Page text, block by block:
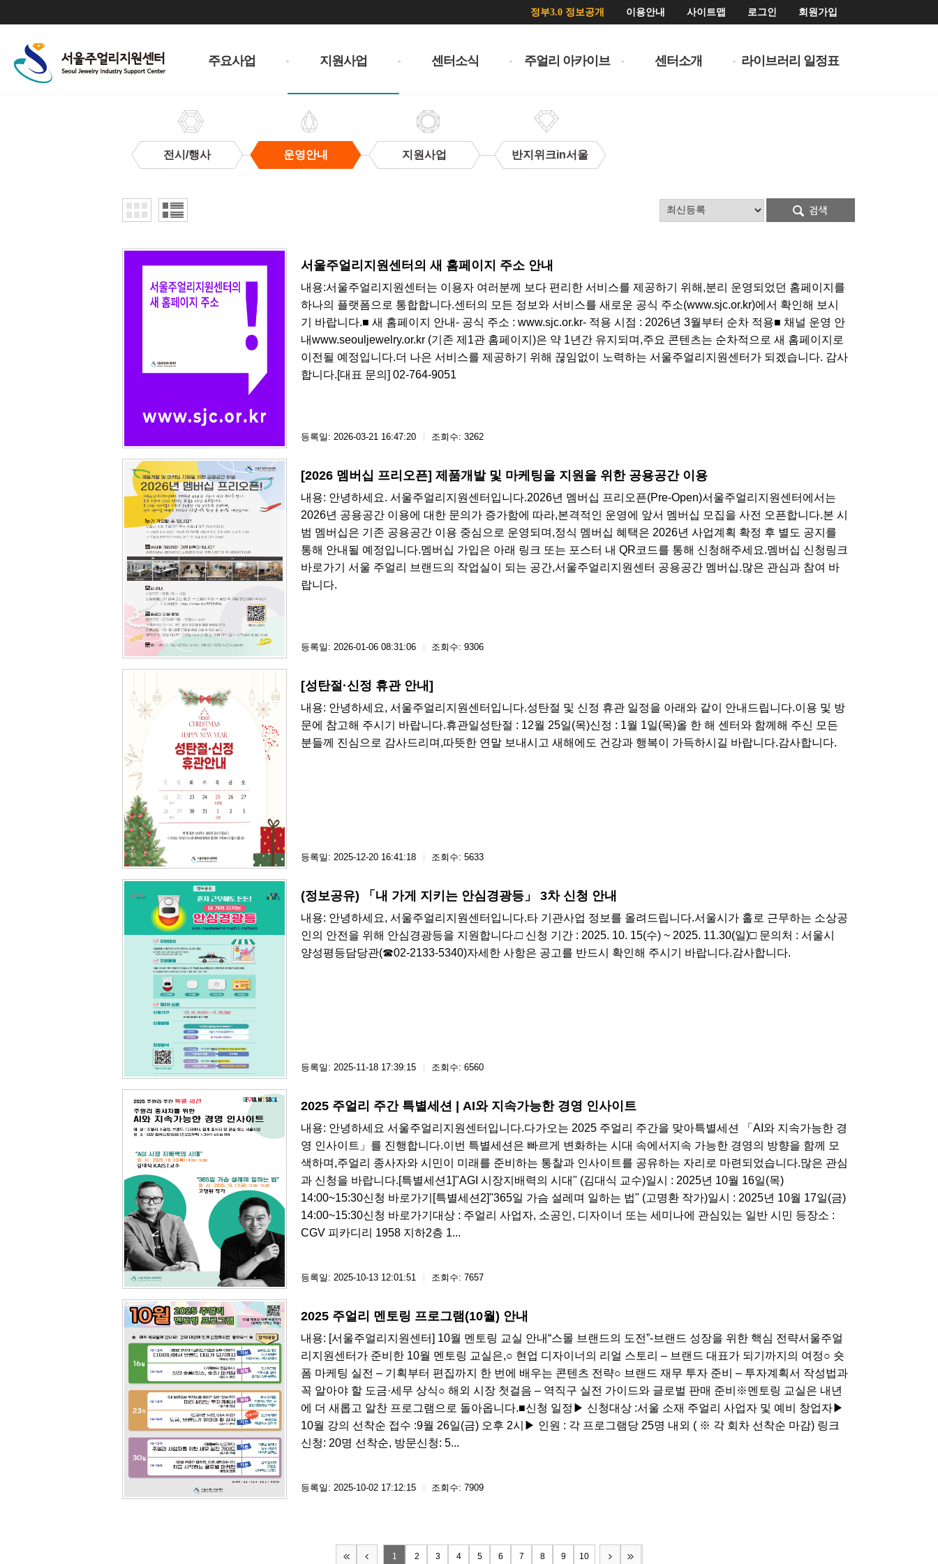
정부3.0 정보공개 이용안내 사이트맵 로그인 회원가입
주요사업 지원사업 센터소식 주얼리 아카이브 센터소개 라이브러리 일정표
전시/행사 운영안내 지원사업 반지위크in서울
안
내
​서울주얼리지원센터의 새 홈페이지 주소 안내
내용: ​서울주얼리지원센터는 이용자 여러분께 보다 편리한 서비스를 제공하기 위해,분리 운영되었던 홈페이지를
하나의 플랫폼으로 통합합니다.센터의 모든 정보와 서비스를 새로운 공식 주소(www.sjc.or.kr)에서 확인해 보시
기 바랍니다.■ 새 홈페이지 안내- 공식 주소 : www.sjc.or.kr- 적용 시점 : 2026년 3월부터 순차 적용■ 채널 운영 안
내www.seouljewelry.or.kr (기존 제1관 홈페이지)은 약 1년간 유지되며,주요 콘텐츠는 순차적으로 새 홈페이지로
이전될 예정입니다.더 나은 서비스를 제공하기 위해 끊임없이 노력하는 서울주얼리지원센터가 되겠습니다. 감사
합니다.[대표 문의] 02-764-9051​​​
등록일: 2026-03-21 16:47:20 조회수: 3262
[2026 멤버십 프리오픈] 제품개발 및 마케팅을 지원을 위한 공용공간 이용
내용: 안녕하세요. 서울주얼리지원센터입니다.​​2026년 멤버십 프리오픈​(Pre-Open)​서울주얼리지원센터에서는
2026년 공용공간 이용에 대한 문의가 증가함에 따라,본격적인 운영에 앞서 멤버십 모집을 사전 오픈합니다.본 시
범 멤버십은 기존 공용공간 이용 중심으로 운영되며,정식 멤버십 혜택은 2026년 사업계획 확정 후 별도 공지를
통해 안내될 예정입니다.멤버십 가입은 아래 링크 또는 포스터 내 QR코드를 통해 신청해주세요.멤버십 신청링크
바로가기 서울 주얼리 브랜드의 작업실이 되는 공간,서울주얼리지원센터 공용공간 멤버십.많은 관심과 참여 바
랍니다.​
등록일: 2026-01-06 08:31:06 조회수: 9306
[성탄절·신정 휴관 안내]
내용: 안녕하세요, 서울주얼리지원센터입니다.​성탄절 및 신정 휴관 일정을 아래와 같이 안내드립니다.이용 및 방
문에 참고해 주시기 바랍니다.휴관일성탄절 : 12월 25일(목)신정 : 1월 1일(목)올 한 해 센터와 함께해 주신 모든
분들께 진심으로 감사드리며,따뜻한 연말 보내시고 새해에도 건강과 행복이 가득하시길 바랍니다.감사합니다.
등록일: 2025-12-20 16:41:18 조회수: 5633
(정보공유) 「내 가게 지키는 안심경광등」 3차 신청 안내
내용: 안녕하세요, 서울주얼리지원센터입니다.타 기관사업 정보를 올려드립니다.서울시가 홀로 근무하는 소상공
인의 안전을 위해 안심경광등을 지원합니다.□​ 신청 기간 : 2025. 10. 15(수) ~ 2025. 11.30(일)□​ 문의처 : 서울시
양성평등담당관(☎02-2133-5340)​자세한 사항은 공고를 반드시 확인해 주시기 바랍니다.감사합니다.
등록일: 2025-11-18 17:39:15 조회수: 6560
2025 주얼리 주간 특별세션 | AI와 지속가능한 경영 인사이트
내용: 안녕하세요 서울주얼리지원센터입니다.다가오는 2025 주얼리 주간을 맞아특별세션 「AI와 지속가능한 경
영 인사이트」를 진행합니다.​이번 특별세션은 빠르게 변화하는 시대 속에서지속 가능한 경영의 방향을 함께 모
색하며,주얼리 종사자와 시민이 미래를 준비하는 통찰과 인사이트를 공유하는 자리로 마련되었습니다.​많은 관심
과 신청을 바랍니다.[특별세션1]"AGI 시장지배력의 시대" (김대식 교수)일시 : 2025년 10월 16일(목)
14:00~15:30신청 바로가기[특별세션2]"365일 가슴 설레며 일하는 법" (고명환 작가)일시 : 2025년 10월 17일(금)
14:00~15:30신청 바로가기대상 : 주얼리 사업자, 소공인, 디자이너 또는 세미나에 관심있는 일반 시민 등장소 :
CGV 피카디리 1958 지하2층 1...
등록일: 2025-10-13 12:01:51 조회수: 7657
2025 주얼리 멘토링 프로그램(10월) 안내
내용: [서울주얼리지원센터] 10월 멘토링 교실 안내“스몰 브랜드의 도전”-브랜드 성장을 위한 핵심 전략서울주얼
리지원센터가 준비한 10월 멘토링 교실은,○ 현업 디자이너의 리얼 스토리 – 브랜드 대표가 되기까지의 여정○ 숏
폼 마케팅 실전 – 기획부터 편집까지 한 번에 배우는 콘텐츠 전략○ 브랜드 재무 투자 준비 – 투자계획서 작성법과
꼭 알아야 할 도금·세무 상식○ 해외 시장 첫걸음 – 역직구 실전 가이드와 글로벌 판매 준비※멘토링 교실은 내년
에 더 새롭고 알찬 프로그램으로 돌아옵니다.■신청 일정▶ 신청대상 :서울 소재 주얼리 사업자 및 예비 창업자▶
10월 강의 선착순 접수 :9월 26일(금) 오후 2시▶ 인원 : 각 프로그램당 25명 내외 ( ※ 각 회차 선착순 마감​) 링크
신청: 20명 선착순, 방문신청: 5...
등록일: 2025-10-02 17:12:15 조회수: 7909
1 2 3 4 5 6 7 8 9 10